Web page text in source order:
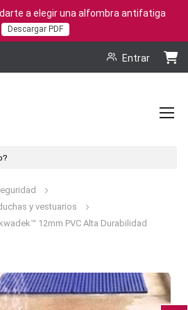
a elegir una alfombra antifatiga
Descargar PDF
Entrar
y vestuarios
12mm PVC Alta Durabilidad